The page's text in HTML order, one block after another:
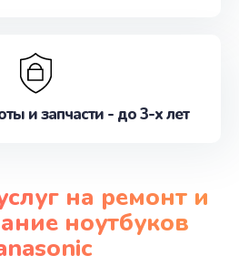
и запчасти - до 3-х лет
на ремонт и
ноутбуков